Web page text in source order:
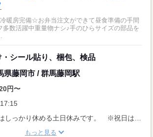
暖房完備☆お弁当注文ができて昼食準備の手間
数活躍中重量物ナシ♪手のひらサイズの部品を
・シール貼り、梱包、検品
県藤岡市 / 群馬藤岡駅
円〜
週休2日/週末はしっかり休める土日休みです。 ※祝日は出勤あり
もっと見る